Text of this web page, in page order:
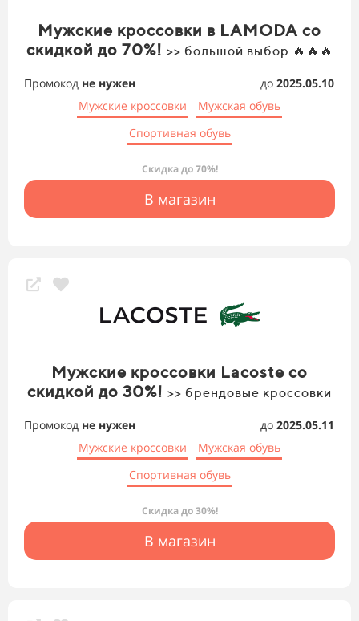
Мужские кроссовки в LAMODA со
скидкой до 70%! >> большой выбор 🔥🔥🔥
Промокод не нужен до 2025.05.10
Мужские кроссовки
Мужская обувь
Спортивная обувь
Скидка до 70%!
В магазин
Мужские кроссовки Lacoste со
скидкой до 30%! >> брендовые кроссовки
Промокод не нужен до 2025.05.11
Мужские кроссовки
Мужская обувь
Спортивная обувь
Скидка до 30%!
В магазин